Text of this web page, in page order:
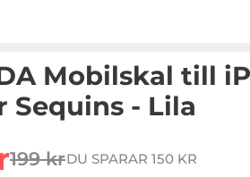
Mobilskal till
Sequins - Lila
tidigare pris
199 krDU SPARAR 150 KR